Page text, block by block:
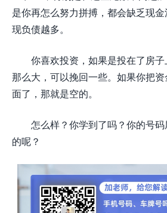
是你再怎么努力拼搏，都会缺乏现
现负债越多。
你喜欢投资，如果是投在了房
那么大，可以挽回一些。如果你把
面了，那就是空的。
怎么样？你学到了吗？你的号
的呢？